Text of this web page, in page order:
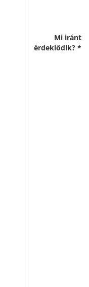
Mi iránt
érdeklődik?